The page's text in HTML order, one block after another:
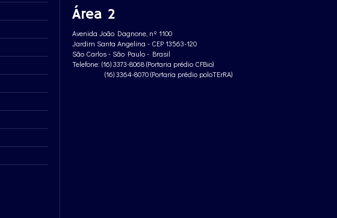
Área 2
Avenida João Dagnone, nº 1100
Jardim Santa Angelina - CEP 13563-120
São Carlos - São Paulo - Brasil
Telefone: (16) 3373-8068 (Portaria prédio CFBio)
(16) 3364-8070 (Portaria prédio poloTErRA)